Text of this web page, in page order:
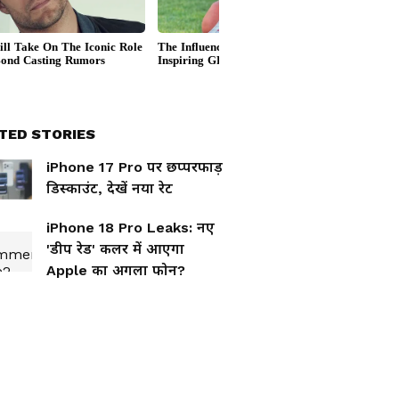
STORIES
iPhone 17 Pro पर छप्परफाड़
डिस्काउंट, देखें नया रेट
iPhone 18 Pro Leaks: नए
'डीप रेड' कलर में आएगा
Apple का अगला फोन?